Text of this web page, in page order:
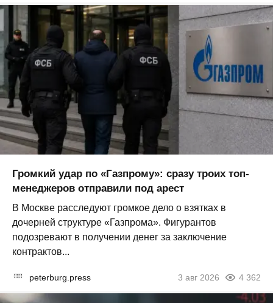
Громкий удар по «Газпрому»: сразу троих топ-
менеджеров отправили под арест
В Москве расследуют громкое дело о взятках в
дочерней структуре «Газпрома». Фигурантов
подозревают в получении денег за заключение
контрактов...
peterburg.press 3 авг 2026 4 362